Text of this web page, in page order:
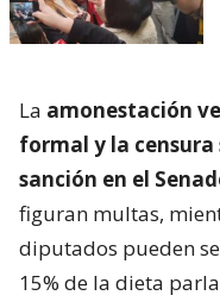
La amonestación
formal y la censura
sanción en el
figuran multas,
diputados pueden
15% de la dieta